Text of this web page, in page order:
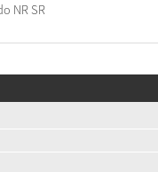
NR SR